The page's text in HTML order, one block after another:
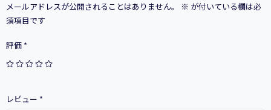
メールアドレスが公開されることはありません。 ※ が付いている欄は必
須項目です
評価 *
レビュー *